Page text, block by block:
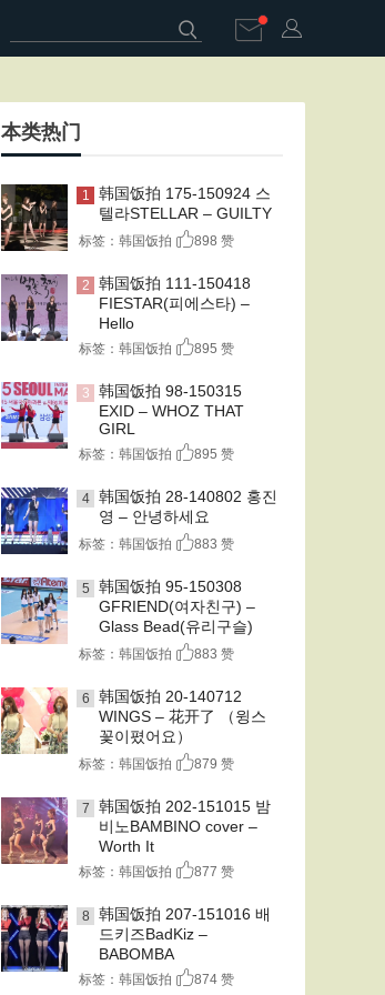
本类热门
1
韩国饭拍 175-150924 스
텔라STELLAR – GUILTY
标签：韩国饭拍 898 赞
2
韩国饭拍 111-150418
FIESTAR(피에스타) –
Hello
标签：韩国饭拍 895 赞
3
韩国饭拍 98-150315
EXID – WHOZ THAT
GIRL
标签：韩国饭拍 895 赞
4
韩国饭拍 28-140802 홍진
영 – 안녕하세요
标签：韩国饭拍 883 赞
5
韩国饭拍 95-150308
GFRIEND(여자친구) –
Glass Bead(유리구슬)
标签：韩国饭拍 883 赞
6
韩国饭拍 20-140712
WINGS – 花开了 （윙스
꽃이폈어요）
标签：韩国饭拍 879 赞
7
韩国饭拍 202-151015 밤
비노BAMBINO cover –
Worth It
标签：韩国饭拍 877 赞
8
韩国饭拍 207-151016 배
드키즈BadKiz –
BABOMBA
标签：韩国饭拍 874 赞